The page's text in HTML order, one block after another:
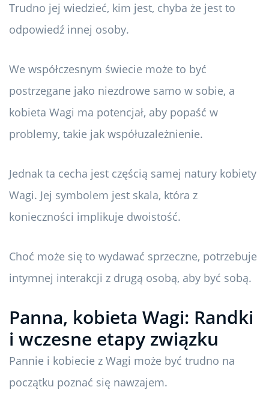
Trudno jej wiedzieć, kim jest, chyba że jest to
odpowiedź innej osoby.
We współczesnym świecie może to być
postrzegane jako niezdrowe samo w sobie, a
kobieta Wagi ma potencjał, aby popaść w
problemy, takie jak współuzależnienie.
Jednak ta cecha jest częścią samej natury kobiety
Wagi. Jej symbolem jest skala, która z
konieczności implikuje dwoistość.
Choć może się to wydawać sprzeczne, potrzebuje
intymnej interakcji z drugą osobą, aby być sobą.
Panna, kobieta Wagi: Randki
i wczesne etapy związku
Pannie i kobiecie z Wagi może być trudno na
początku poznać się nawzajem.